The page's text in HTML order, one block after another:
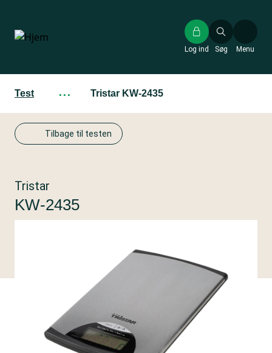
hovedindhold
Søg
Log ind Menu
Test ··· Tristar KW-2435
Tilbage til testen
Tristar
KW-2435